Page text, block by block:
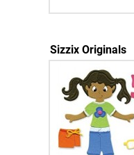
Sizzix Originals